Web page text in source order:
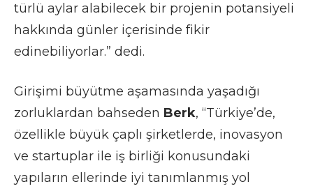
türlü aylar alabilecek bir projenin potansiyeli
hakkında günler içerisinde fikir
edinebiliyorlar.” dedi.
Girişimi büyütme aşamasında yaşadığı
zorluklardan bahseden Berk, “Türkiye’de,
özellikle büyük çaplı şirketlerde, inovasyon
ve startuplar ile iş birliği konusundaki
yapıların ellerinde iyi tanımlanmış yol